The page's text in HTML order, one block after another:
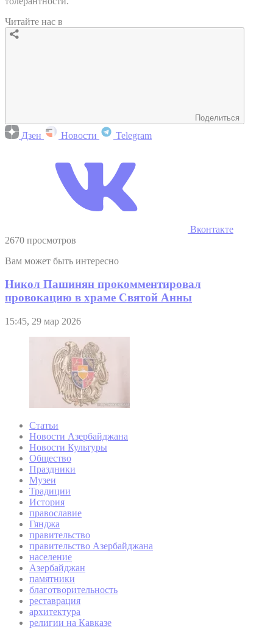
Читайте нас в
Поделиться
Дзен Новости Telegram
Вконтакте
2670 просмотров
Вам может быть интересно
Никол Пашинян прокомментировал
провокацию в храме Святой Анны
15:45, 29 мар 2026
Статьи
Новости Азербайджана
Новости Культуры
Общество
Праздники
Музеи
Традиции
История
православие
Гянджа
правительство
правительство Азербайджана
население
Азербайджан
памятники
благотворительность
реставрация
архитектура
религии на Кавказе